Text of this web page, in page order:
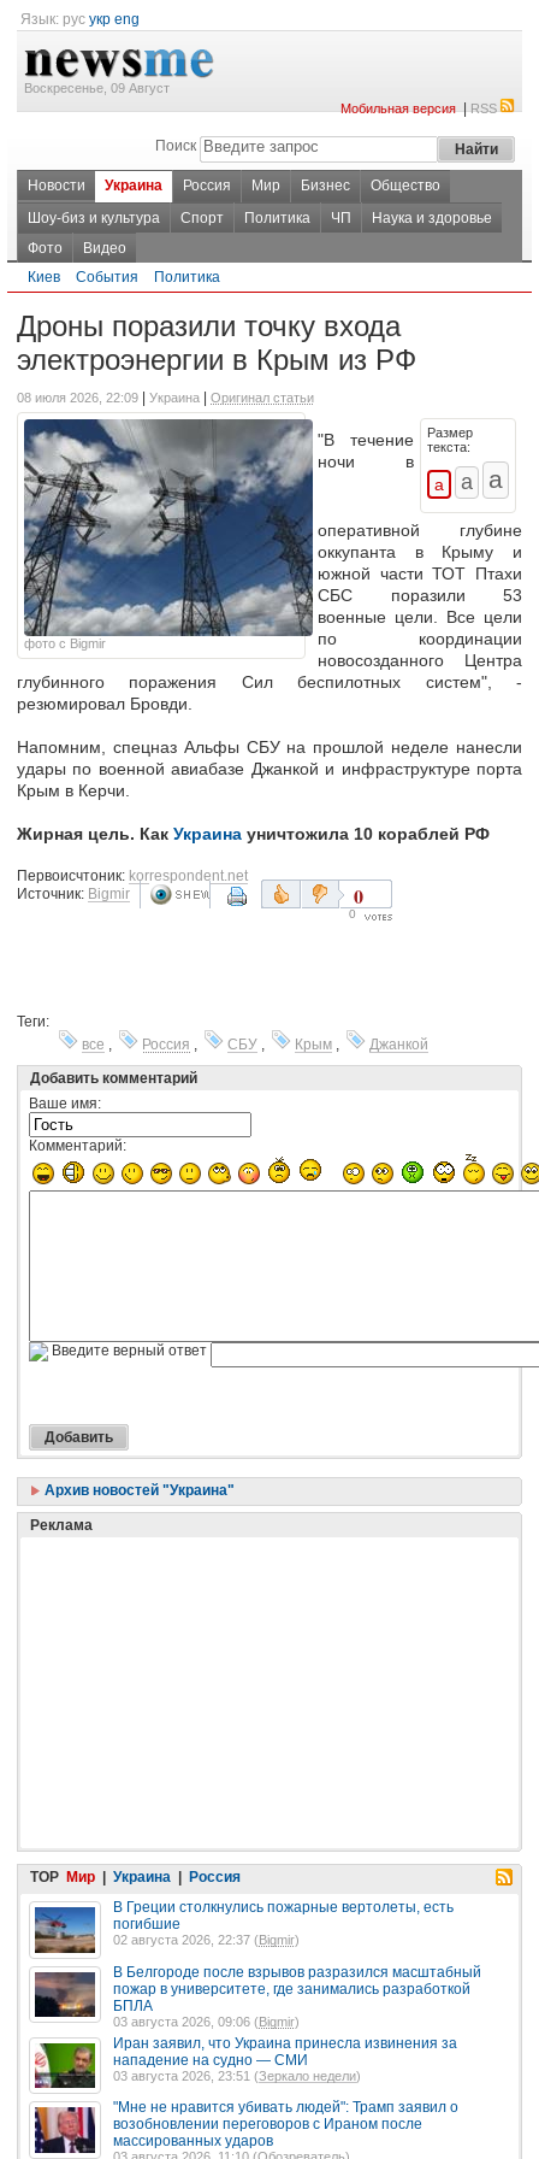
Язык: рус укр eng
Воскресенье, 09 Август
Мобильная версия|RSS
Поиск
Новости Украина Россия Мир Бизнес
Общество
Шоу-биз и культура
Спорт Политика ЧП
Наука и здоровье
Фото
Видео
Киев
События Политика
Дроны поразили точку входа
электроэнергии в Крым из РФ
08 июля 2026, 22:09 Украина Оригинал статьи
фото с Bigmir
Размер
текста:
"В течение
ночи в
оперативной глубине
оккупанта в Крыму и
южной части ТОТ Птахи
СБС поразили 53
военные цели. Все цели
по координации
новосозданного Центра
глубинного поражения Сил беспилотных систем", -
резюмировал Бровди.
Напомним, спецназ Альфы СБУ на прошлой неделе нанесли
удары по военной авиабазе Джанкой и инфраструктуре порта
Крым в Керчи.
Жирная цель. Как Украина уничтожила 10 кораблей РФ
Первоисчтоник: korrespondent.net
Источник: Bigmir 0
0
Теги:
все , Россия , СБУ , Крым ,
Джанкой
Добавить комментарий
Ваше имя:
Комментарий:
Введите верный ответ
Архив новостей "Украина"
Реклама
TOP Мир Украина
Россия
В Греции столкнулись пожарные вертолеты, есть
погибшие
02 августа 2026, 22:37 ( Bigmir)
В Белгороде после взрывов разразился масштабный
пожар в университете, где занимались разработкой
БПЛА
03 августа 2026, 09:06 (Bigmir)
Иран заявил, что Украина принесла извинения за
нападение на судно — СМИ
03 августа 2026, 23:51 (Зеркало недели)
"Мне не нравится убивать людей": Трамп заявил о
возобновлении переговоров с Ираном после
массированных ударов